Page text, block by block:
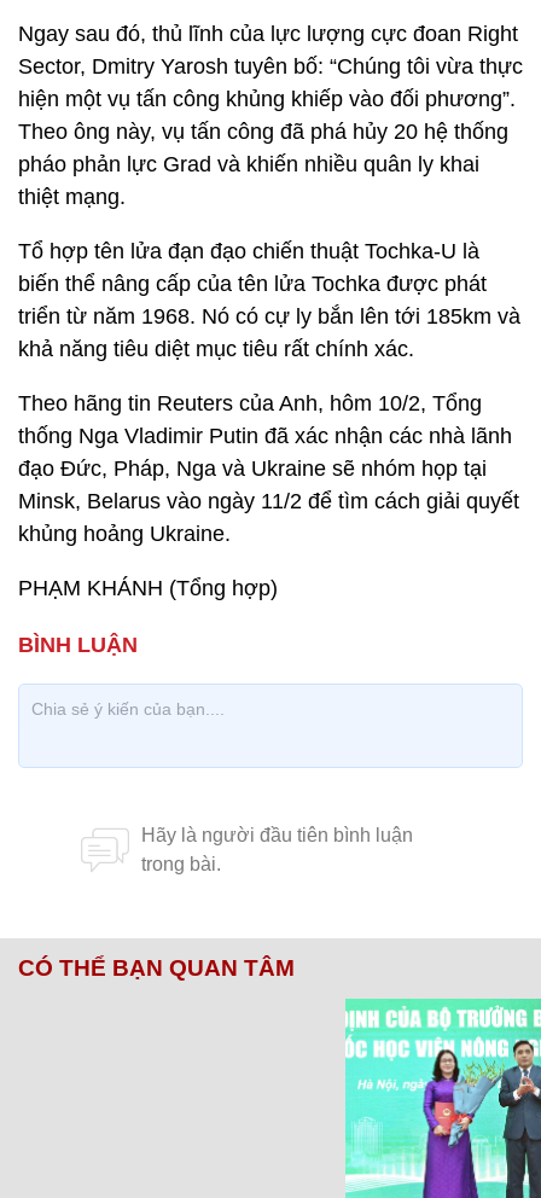
Ngay sau đó, thủ lĩnh của lực lượng cực đoan Right
Sector, Dmitry Yarosh tuyên bố: “Chúng tôi vừa thực
hiện một vụ tấn công khủng khiếp vào đối phương”.
Theo ông này, vụ tấn công đã phá hủy 20 hệ thống
pháo phản lực Grad và khiến nhiều quân ly khai
thiệt mạng.
Tổ hợp tên lửa đạn đạo chiến thuật Tochka-U là
biến thể nâng cấp của tên lửa Tochka được phát
triển từ năm 1968. Nó có cự ly bắn lên tới 185km và
khả năng tiêu diệt mục tiêu rất chính xác.
Theo hãng tin Reuters của Anh, hôm 10/2, Tổng
thống Nga Vladimir Putin đã xác nhận các nhà lãnh
đạo Đức, Pháp, Nga và Ukraine sẽ nhóm họp tại
Minsk, Belarus vào ngày 11/2 để tìm cách giải quyết
khủng hoảng Ukraine.
PHẠM KHÁNH (Tổng hợp)
CÓ THỂ BẠN QUAN TÂM